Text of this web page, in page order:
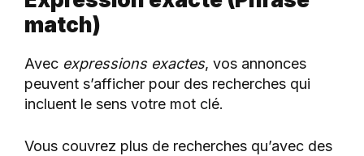
match)
Avec expressions exactes, vos annonces
peuvent s’afficher pour des recherches qui
incluent le sens votre mot clé.
Vous couvrez plus de recherches qu’avec des